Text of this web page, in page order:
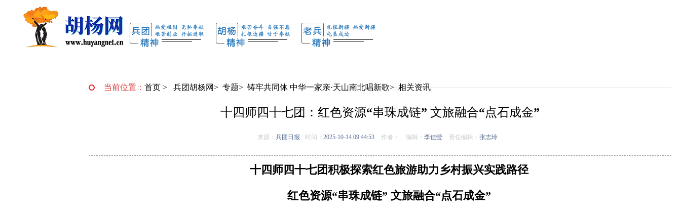
当前位置： 首页 > 兵团胡杨网> 专题> 铸牢共同体 中华一家亲·天山南北唱新歌>相关资讯
十四师四十七团：红色资源“串珠成链” 文旅融合“点石成金”
来源： 兵团日报 时间： 2025-10-14 09:44:53 作者： 编辑： 李佳莹 责任编辑： 张志玲
十四师四十七团积极探索红色旅游助力乡村振兴实践路径
红色资源“串珠成链” 文旅融合“点石成金”